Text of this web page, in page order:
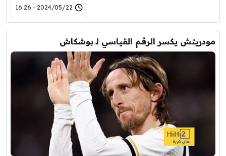
2024/05/22 - 16:26
مودريتش يكسر الرقم القياسي لـ بوشكاش